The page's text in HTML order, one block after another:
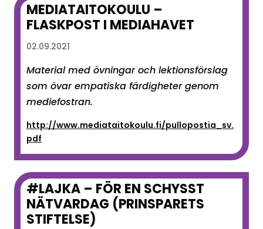
MEDIATAITOKOULU –
FLASKPOST I MEDIAHAVET
02.09.2021
Material med övningar och lektionsförslag
som övar empatiska färdigheter genom
mediefostran.
http://www.mediataitokoulu.fi/pullopostia_sv.
pdf
#LAJKA – FÖR EN SCHYSST
NÄTVARDAG (PRINSPARETS
STIFTELSE)